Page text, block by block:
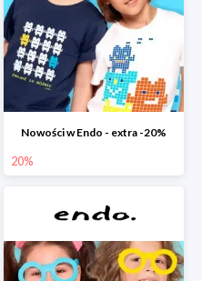
Nowości w Endo - extra -20%
20%